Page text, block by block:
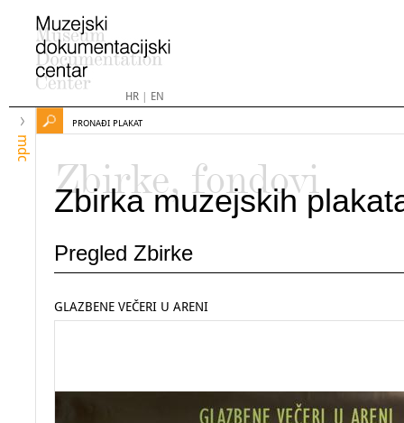
HR| EN
mdc
PRONAĐI PLAKAT
Zbirke, fondovi
Zbirka muzejskih
Pregled Zbirke
GLAZBENE VEČERI U ARENI